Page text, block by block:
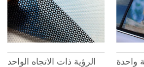
الرؤية ذات الاتجاه الواحد